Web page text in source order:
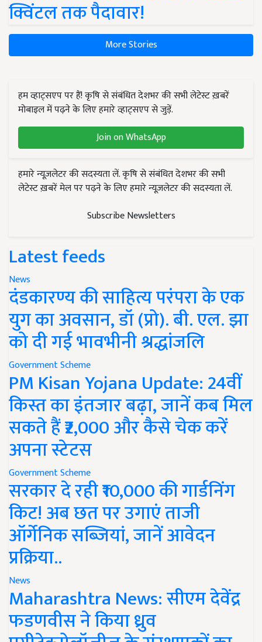
क्विंटल तक पैदावार!
More Stories
हम व्हाट्सएप पर हैं! कृषि से संबंधित देशभर की सभी लेटेस्ट ख़बरें
मोबाइल में पढ़ने के लिए हमारे व्हाट्सएप से जुड़ें.
Join on WhatsApp
हमारे न्यूज़लेटर की सदस्यता लें. कृषि से संबंधित देशभर की सभी
लेटेस्ट ख़बरें मेल पर पढ़ने के लिए हमारे न्यूज़लेटर की सदस्यता लें.
Subscribe Newsletters
Latest feeds
News
दंडकारण्य की साहित्य परंपरा के एक
युग का अवसान, डॉ (प्रो). बी. एल. झा
को दी गई भावभीनी श्रद्धांजलि
Government Scheme
PM Kisan Yojana Update: 24वीं
किस्त का इंतजार बढ़ा, जानें कब मिल
सकते हैं ₹2,000 और कैसे चेक करें
अपना स्टेटस
Government Scheme
सरकार दे रही ₹10,000 की गार्डनिंग
किट! अब छत पर उगाएं ताजी
ऑर्गेनिक सब्जियां, जानें आवेदन
प्रक्रिया..
News
Maharashtra News: सीएम देवेंद्र
फडणवीस ने किया ध्रुव